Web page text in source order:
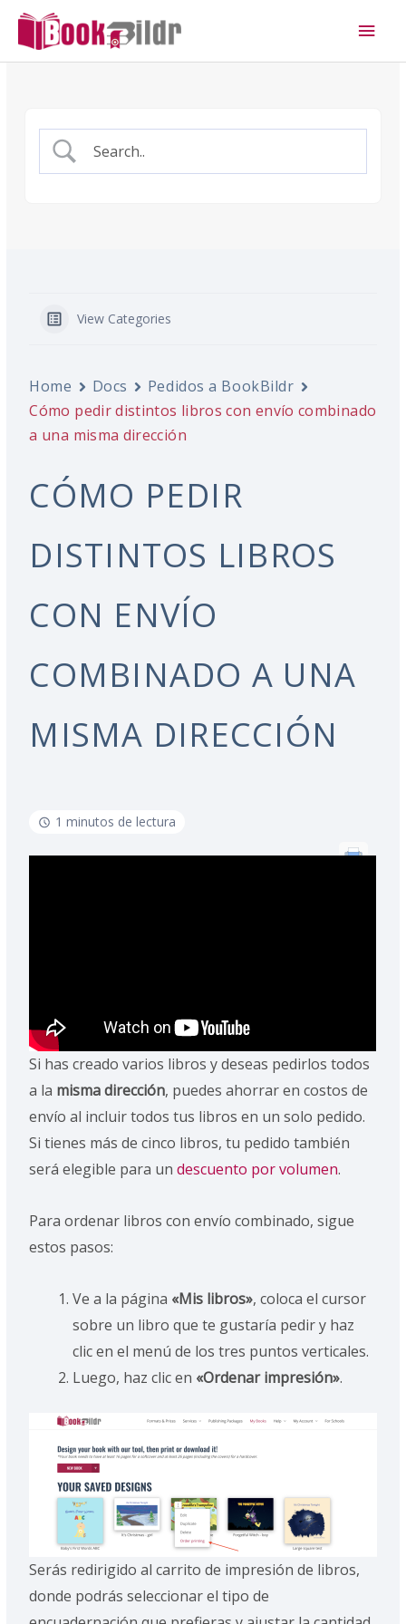
contenido
View Categories
Home Docs
Pedidos a BookBildr
Cómo pedir distintos libros con envío combinado
a una misma dirección
CÓMO PEDIR
DISTINTOS LIBROS
CON ENVÍO
COMBINADO A UNA
MISMA DIRECCIÓN
1 minutos de lectura
Si has creado varios libros y deseas pedirlos todos
a la misma dirección, puedes ahorrar en costos de
envío al incluir todos tus libros en un solo pedido.
Si tienes más de cinco libros, tu pedido también
será elegible para undescuento por volumen.
Para ordenar libros con envío combinado, sigue
estos pasos:
Ve a la página «Mis libros», coloca el cursor
sobre un libro que te gustaría pedir y haz
clic en el menú de los tres puntos verticales.
Luego, haz clic en «Ordenar impresión».
Serás redirigido al carrito de impresión de libros,
donde podrás seleccionar el tipo de